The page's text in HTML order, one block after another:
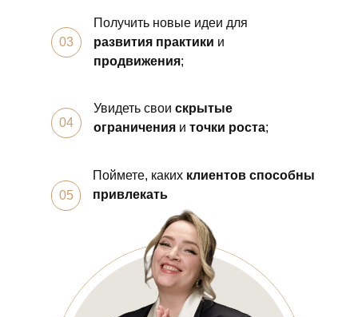
03
Получить новые идеи для
развития практики и
продвижения;
04
Увидеть свои скрытые
ограничения и точки роста;
05
Поймете, каких клиентов способны
привлекать